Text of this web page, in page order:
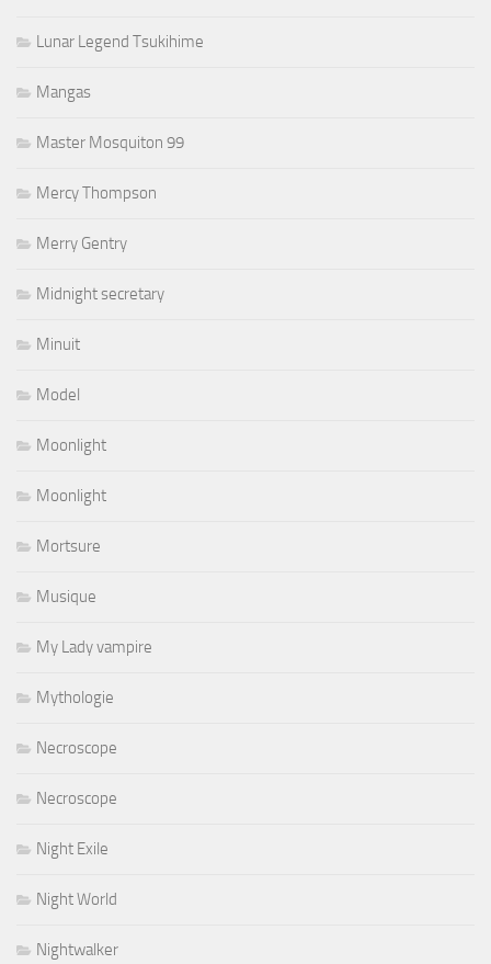
Lunar Legend Tsukihime
Mangas
Master Mosquiton 99
Mercy Thompson
Merry Gentry
Midnight secretary
Minuit
Model
Moonlight
Moonlight
Mortsure
Musique
My Lady vampire
Mythologie
Necroscope
Necroscope
Night Exile
Night World
Nightwalker